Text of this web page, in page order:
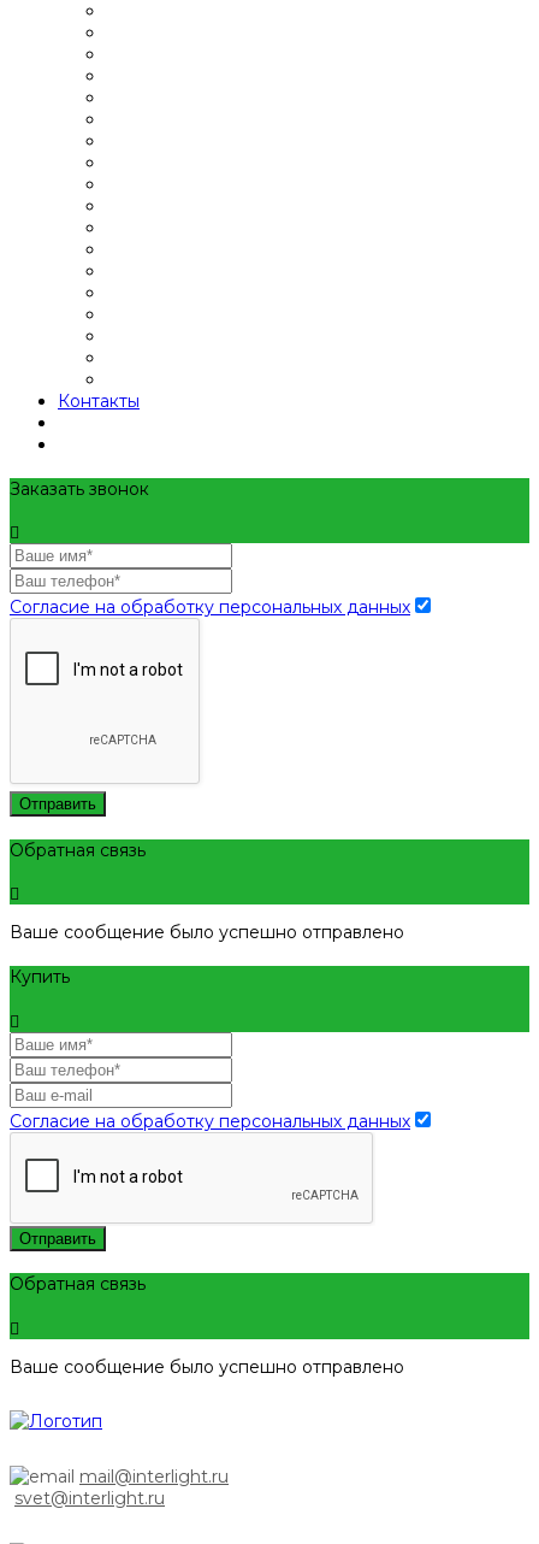
Контакты
Заказать звонок
Согласие на обработку персональных данных
Отправить
Обратная связь
Ваше сообщение было успешно отправлено
Купить
Согласие на обработку персональных данных
Отправить
Обратная связь
Ваше сообщение было успешно отправлено
mail@interlight.ru
svet@interlight.ru